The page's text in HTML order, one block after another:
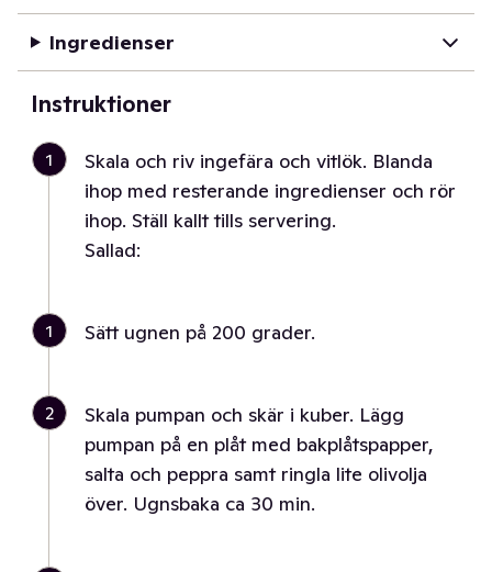
Ingredienser
Instruktioner
1
Skala och riv ingefära och vitlök. Blanda
ihop med resterande ingredienser och rör
ihop. Ställ kallt tills servering.
Sallad:
1 Sätt ugnen på 200 grader.
2
Skala pumpan och skär i kuber. Lägg
pumpan på en plåt med bakplåtspapper,
salta och peppra samt ringla lite olivolja
över. Ugnsbaka ca 30 min.